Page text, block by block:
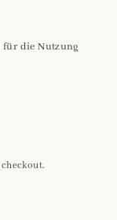
für die Nutzung